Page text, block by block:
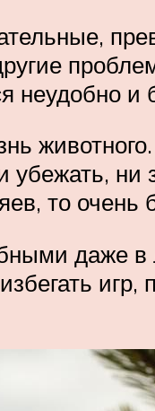
неудобно и
ни
то очень
даже в
игр,